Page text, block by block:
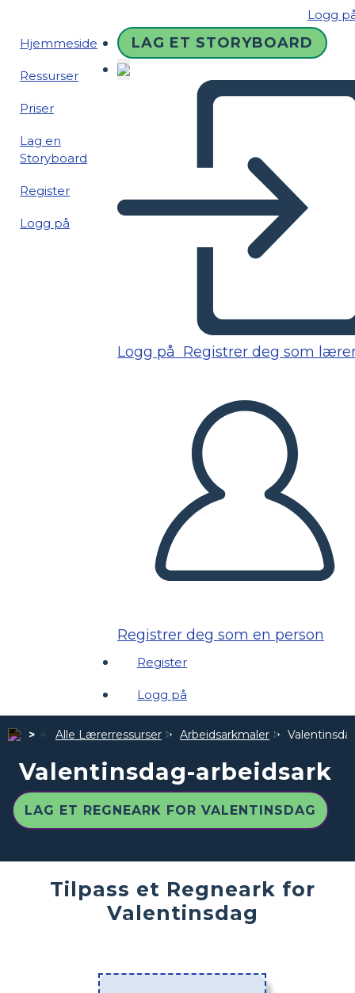
Logg
Hjemmeside
Ressurser
Priser
Lag en
Storyboard
Register
Logg på
LAG ET STORYBOARD
Logg på Registrer deg som
Registrer deg som en person
Register
Logg på
Alle Lærerressurser Arbeidsarkmaler
Valentinsdag-arbeidsark
LAG ET REGNEARK FOR VALENTINSDAG
Tilpass et Regneark for
Valentinsdag